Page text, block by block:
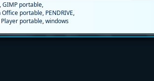
GIMP portable,
Office portable, PENDRIVE,
Player portable,windows